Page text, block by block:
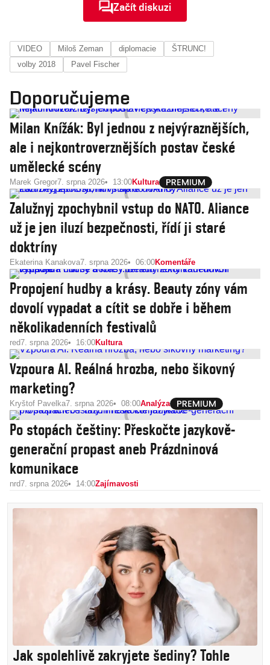
Začít diskuzi
VIDEO Miloš Zeman diplomacie
ŠTRUNC!
volby 2018
Pavel Fischer
Doporučujeme
Milan Knížák: Byl jednou z nejvýraznějších,
ale i nejkontroverznějších postav české
umělecké scény
Marek Gregor7. srpna 2026 13:00Kultura
Zalužnyj zpochybnil vstup do NATO. Aliance
už je jen iluzí bezpečnosti, řídí ji staré
doktríny
Ekaterina Kanakova7. srpna 2026 06:00Komentáře
Propojení hudby a krásy. Beauty zóny vám
dovolí vypadat a cítit se dobře i během
několikadenních festivalů
red7. srpna 2026 16:00Kultura
Vzpoura AI. Reálná hrozba, nebo šikovný
marketing?
Kryštof Pavelka7. srpna 2026 08:00Analýza
Po stopách češtiny: Přeskočte jazykově-
generační propast aneb Prázdninová
komunikace
nrd7. srpna 2026 14:00Zajímavosti
Jak spolehlivě zakryjete šediny? Tohle